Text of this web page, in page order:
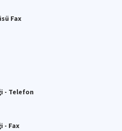
Fax
- Telefon
- Fax